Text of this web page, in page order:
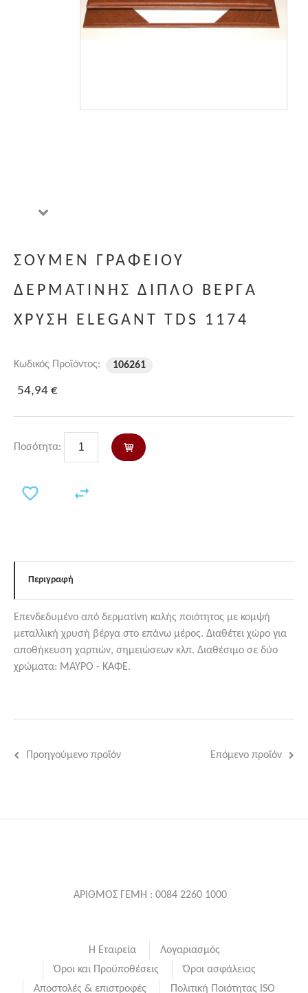
ΣΟΥΜΕΝ ΓΡΑΦΕΙΟΥ
ΔΕΡΜΑΤΙΝΗΣ ΔΙΠΛΟ ΒΕΡΓΑ
ΧΡΥΣΗ ELEGANT TDS 1174
Κωδικός Προϊόντος: 106261
54,94 €
Ποσότητα:
Περιγραφή
Επενδεδυμένο από δερματίνη καλής ποιότητος με κομψή
μεταλλική χρυσή βέργα στο επάνω μέρος. Διαθέτει χώρο για
αποθήκευση χαρτιών, σημειώσεων κλπ. Διαθέσιμο σε δύο
χρώματα: ΜΑΥΡΟ - ΚΑΦΕ.
Προηγούμενο προϊόν Επόμενο προϊόν
ΑΡΙΘΜΟΣ ΓΕΜΗ : 0084 2260 1000
Η Εταιρεία
Λογαριασμός
Όροι και Προϋποθέσεις
Όροι ασφάλειας
Αποστολές & επιστροφές
Πολιτική Ποιότητας ISO